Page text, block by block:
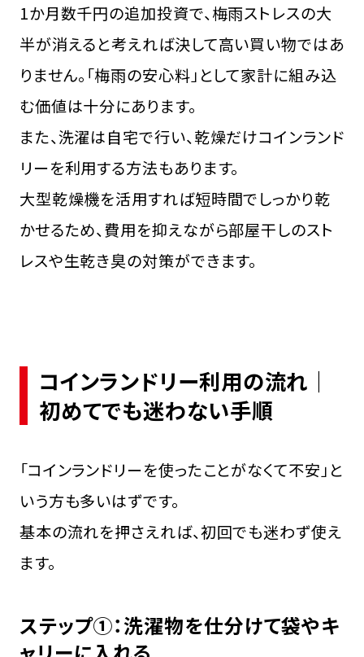
1か月数千円の追加投資で、梅雨ストレスの大
半が消えると考えれば決して高い買い物ではあ
りません。「梅雨の安心料」として家計に組み込
む価値は十分にあります。
また、洗濯は自宅で行い、乾燥だけコインランド
リーを利用する方法もあります。
大型乾燥機を活用すれば短時間でしっかり乾
かせるため、費用を抑えながら部屋干しのスト
レスや生乾き臭の対策ができます。
コインランドリー利用の流れ｜
初めてでも迷わない手順
「コインランドリーを使ったことがなくて不安」と
いう方も多いはずです。
基本の流れを押さえれば、初回でも迷わず使え
ます。
ステップ①：洗濯物を仕分けて袋やキ